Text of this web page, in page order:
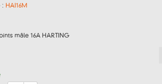
: HAI16M
mâle 16A HARTING